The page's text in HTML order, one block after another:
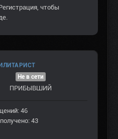
, чтобы
Не в сети
ПРИБЫВШИЙ
46
43